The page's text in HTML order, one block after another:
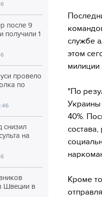
после 9
получили 1
провело
по
снизил
на
Швеции в
службе
этом
"По
Украины
40%.
Кроме